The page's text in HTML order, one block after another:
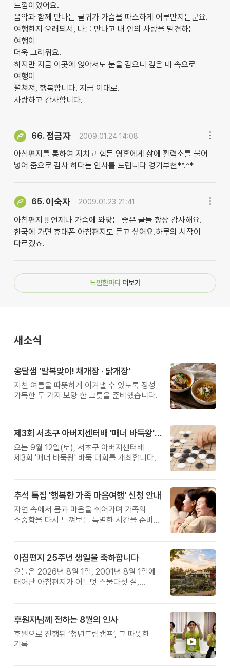
느낌이었어요.
음악과 함께 만나는 글귀가 가슴을 따스하게 어루만지는군요.
여행한지 오래되서, 나를 만나고 내 안의 사랑을 발견하는
여행이
더욱 그리워요.
하지만 지금 이곳에 앉아서도 눈을 감으니 깊은 내 속으로
여행이
펼쳐져, 행복합니다. 지금 이대로.
사랑하고 감사합니다.
66.정금자 2009.01.24 14:08
아침편지를 통하여 지치고 힘든 영혼에게 삶에 활력소를 불어
넣어 줌으로 감사 하다는 인사를 드립니다 경기부천*^.^*
65. 이숙자 2009.01.23 21:41
아침편지 !! 언제나 가슴에 와닿는 좋은 글들 항상 감사해요.
한국에 가면 휴대폰 아침편지도 듣고 싶어요.하루의 시작이
다르겠죠.
느낌한마디 더보기
새소식
옹달샘 '말복맞이! 채개장 · 닭개장'
지친 여름을 따뜻하게 이겨낼 수 있도록 정성
가득한 두 가지 보양 한 그릇을 준비했습니다.
제3회 서초구 아버지센터배 '매너 바둑왕' 대회
오는 9월 12일(토), 서초구 아버지센터배
제3회 '매너 바둑왕' 바둑 대회를 개최합니다.
추석 특집 '행복한 가족 마음여행' 신청 안내
자연 속에서 몸과 마음을 쉬어가며 가족의
소중함을 다시 느껴보는 특별한 시간을 준비해
아침편지 25주년 생일을 축하합니다
오늘은 2026년 8월 1일, 2001년 8월 1일에
태어난 아침편지가 어느덧 스물다섯 살,
후원자님께 전하는 8월의 인사
후원으로 진행된 ‘청년드림캠프’, 그 따뜻한
기록